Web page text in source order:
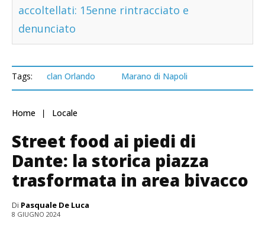
accoltellati: 15enne rintracciato e
denunciato
Tags: clan Orlando Marano di Napoli
Home Locale
Street food ai piedi di
Dante: la storica piazza
trasformata in area bivacco
Di Pasquale De Luca
8 GIUGNO 2024